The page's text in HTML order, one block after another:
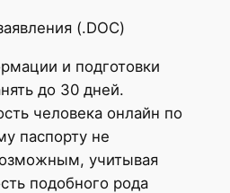
(.DOC)
и подготовки
до 30 дней.
человека онлайн по
паспорту не
учитывая
подобного рода